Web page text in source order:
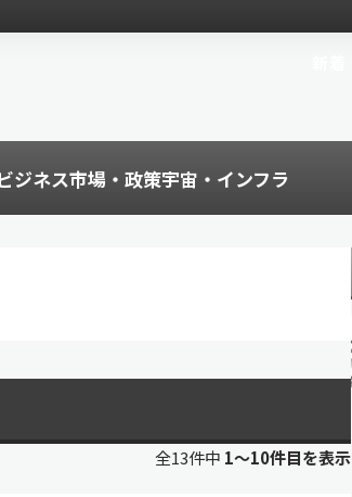
ジネス市場・政策宇宙・インフラ
全13件中 1〜10件目を表示